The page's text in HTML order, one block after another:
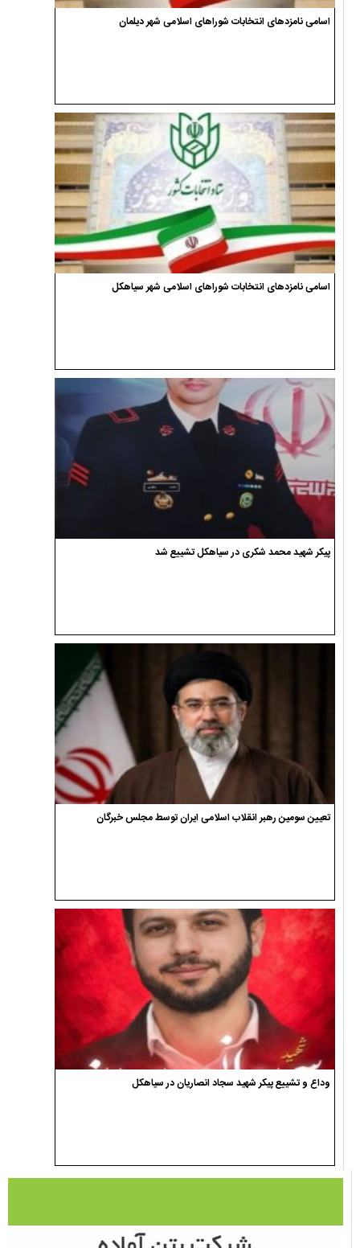
اسامی نامزدهای انتخابات شوراهای اسلامی شهر دیلمان
اسامی نامزدهای انتخابات شوراهای اسلامی شهر سیاهکل
پیکر شهید محمد شکری در سیاهکل تشییع شد
تعیین سومین رهبر انقلاب اسلامی ایران توسط مجلس خبرگان
وداع و تشییع پیکر شهید سجاد انصاریان در سیاهکل